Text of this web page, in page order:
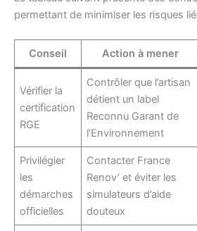
permettant de minimiser les risques
Conseil Action à mener
Vérifier la
certification
RGE
Contrôler que l’artisan
détient un label
Reconnu Garant de
l’Environnement
Privilégier
les
démarches
officielles
Contacter France
Renov’ et éviter les
simulateurs d’aide
douteux